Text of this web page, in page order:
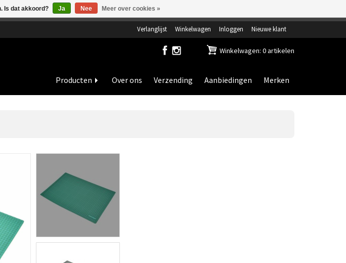
Verlanglijst Winkelwagen Inloggen Nieuwe klant
Winkelwagen: 0 artikelen
Producten Over ons Verzending Aanbiedingen Merken
Is dat akkoord? Ja Nee Meer over cookies »
augustus op dinsdag en woensdag gesloten.